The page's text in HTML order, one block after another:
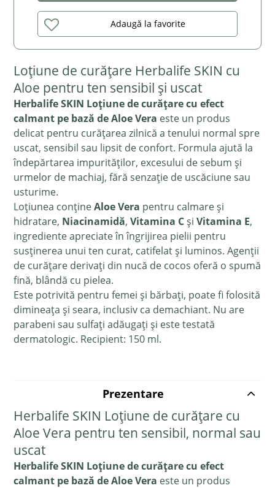
Loțiune de curățare Herbalife SKIN cu
Aloe pentru ten sensibil și uscat
Herbalife SKIN Loțiune de curățare cu efect
calmant pe bază de Aloe Vera este un produs
delicat pentru curățarea zilnică a tenului normal spre
uscat, sensibil sau lipsit de confort. Formula ajută la
îndepărtarea impurităților, excesului de sebum și
urmelor de machiaj, fără senzație de uscăciune sau
usturime.
Loțiunea conțineAloe Vera pentru calmare și
hidratare, Niacinamidă,Vitamina CșiVitamina E,
ingrediente apreciate în îngrijirea pielii pentru
susținerea unui ten curat, catifelat și luminos. Agenții
de curățare derivați din nucă de cocos oferă o spumă
fină, blândă cu pielea.
Este potrivită pentru femei și bărbați, poate fi folosită
dimineața și seara, inclusiv ca demachiant. Nu are
parabeni sau sulfați adăugați și este testată
dermatologic. Recipient: 150 ml.
Adaugă la favorite
Prezentare
Herbalife SKIN Loțiune de curățare cu
Aloe Vera pentru ten sensibil, normal sau
uscat
Herbalife SKIN Loțiune de curățare cu efect
calmant pe bază de Aloe Vera este un produs